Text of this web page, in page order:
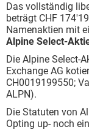
Das vollständig
beträgt CHF
Namenaktien mit
Alpine Select-
Die Alpine Select-
Exchange AG
CH0019199550;
ALPN).
Die Statuten von
Opting up- noch